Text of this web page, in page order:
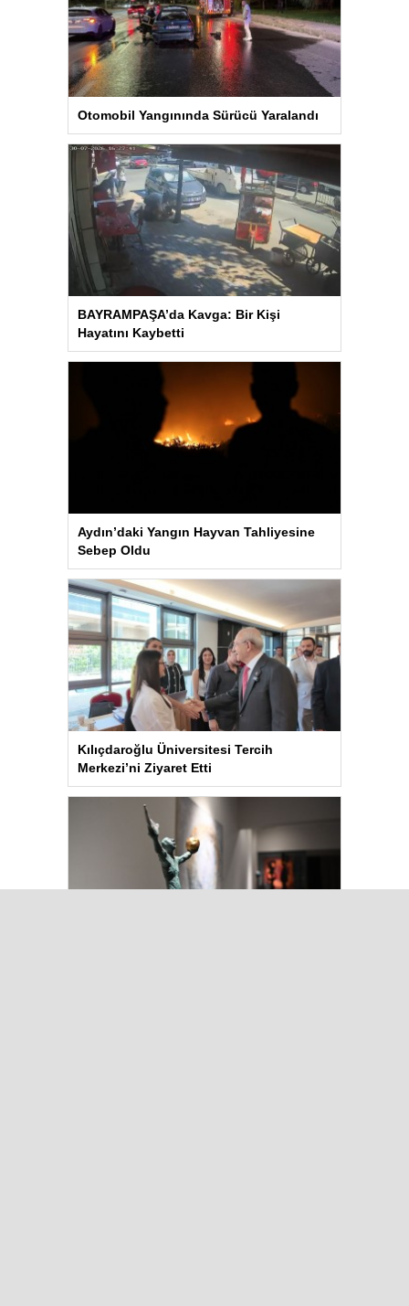
Otomobil Yangınında Sürücü Yaralandı
BAYRAMPAŞA’da Kavga: Bir Kişi
Hayatını Kaybetti
Aydın’daki Yangın Hayvan Tahliyesine
Sebep Oldu
Kılıçdaroğlu Üniversitesi Tercih
Merkezi’ni Ziyaret Etti